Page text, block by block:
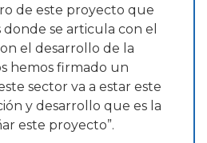
de este proyecto que
se articula con el
el desarrollo de la
hemos firmado un
sector va a estar este
y desarrollo que es la
este proyecto”.